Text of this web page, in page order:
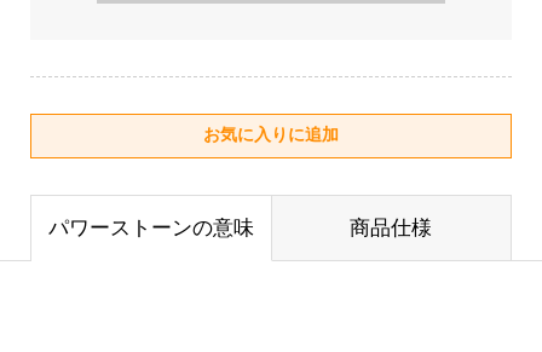
パワーストーンの意味 商品仕様